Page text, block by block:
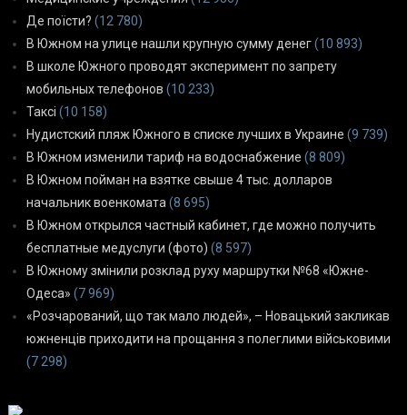
Де поїсти? (12 780)
В Южном на улице нашли крупную сумму денег(10 893)
В школе Южного проводят эксперимент по запрету
мобильных телефонов (10 233)
Таксі (10 158)
Нудистский пляж Южного в списке лучших в Украине (9 739)
В Южном изменили тариф на водоснабжение (8 809)
В Южном пойман на взятке свыше 4 тыс. долларов
начальник военкомата (8 695)
В Южном открылся частный кабинет, где можно получить
бесплатные медуслуги (фото) (8 597)
В Южному змінили розклад руху маршрутки №68 «Южне-
Одеса» (7 969)
«Розчарований, що так мало людей», – Новацький закликав
южненців приходити на прощання з полеглими військовими
(7 298)